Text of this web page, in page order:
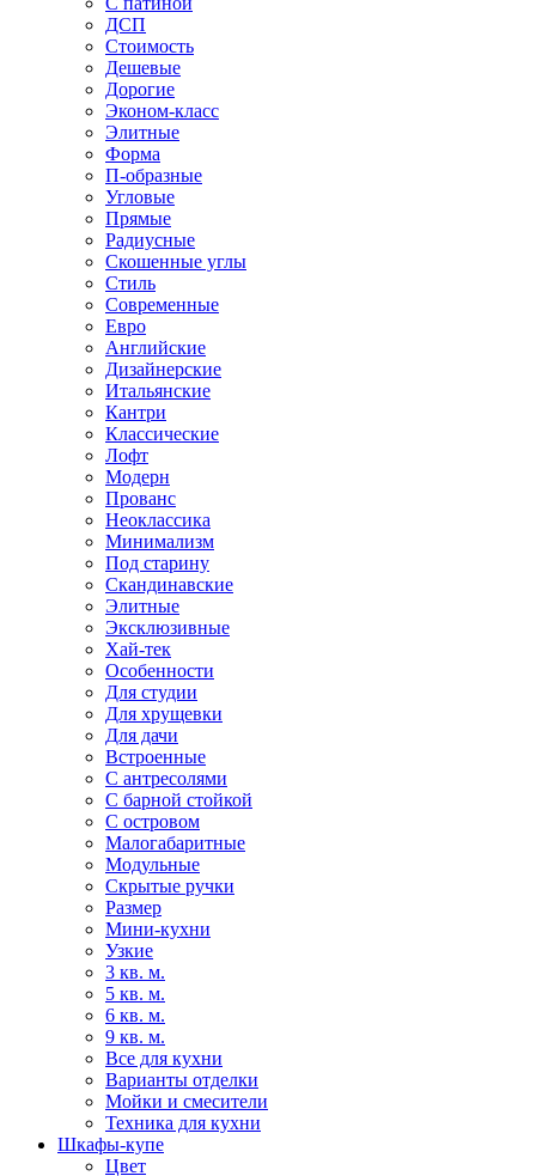
ДСП
Стоимость
Дешевые
Дорогие
Эконом-класс
Элитные
Форма
П-образные
Угловые
Прямые
Радиусные
Скошенные углы
Стиль
Современные
Евро
Английские
Дизайнерские
Итальянские
Кантри
Классические
Лофт
Модерн
Прованс
Неоклассика
Минимализм
Под старину
Скандинавские
Элитные
Эксклюзивные
Хай-тек
Особенности
Для студии
Для хрущевки
Для дачи
Встроенные
С антресолями
С барной стойкой
С островом
Малогабаритные
Модульные
Скрытые ручки
Размер
Мини-кухни
Узкие
3 кв. м.
5 кв. м.
6 кв. м.
9 кв. м.
Все для кухни
Варианты отделки
Мойки и смесители
Техника для кухни
Шкафы-купе
Цвет